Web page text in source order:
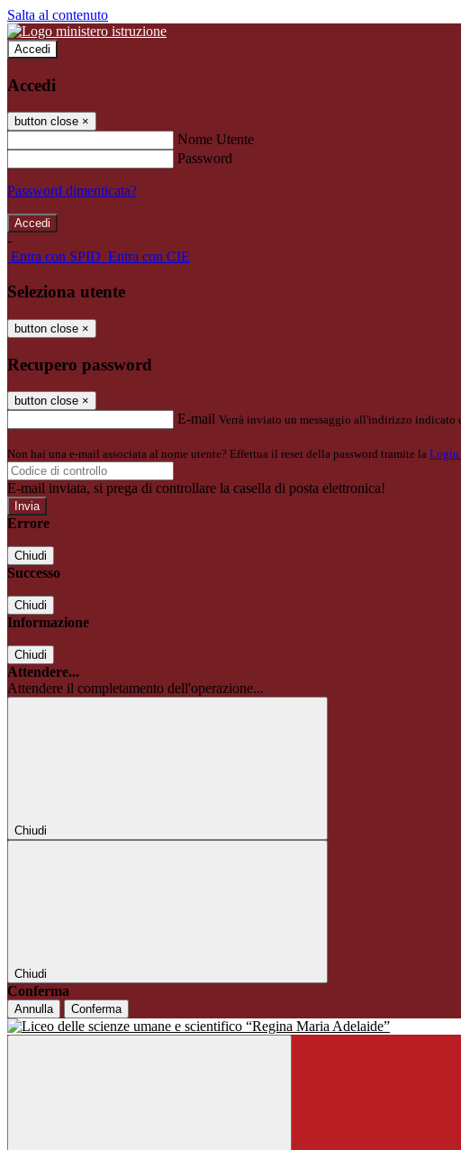
Salta al contenuto
Accedi
Accedi
button close ×
Nome Utente
Password
Password dimenticata?
-
Entra con SPID Entra con CIE
Seleziona utente
button close ×
Recupero password
button close ×
E-mail Verrà inviato un messaggio all'indirizzo indicato
Non hai una e-mail associata al nome utente? Effettua il reset della password tramite la Login
E-mail inviata, si prega di controllare la casella di posta elettronica!
Errore
Chiudi
Successo
Chiudi
Informazione
Chiudi
Attendere...
Attendere il completamento dell'operazione...
Chiudi
Chiudi
Conferma
Annulla Conferma